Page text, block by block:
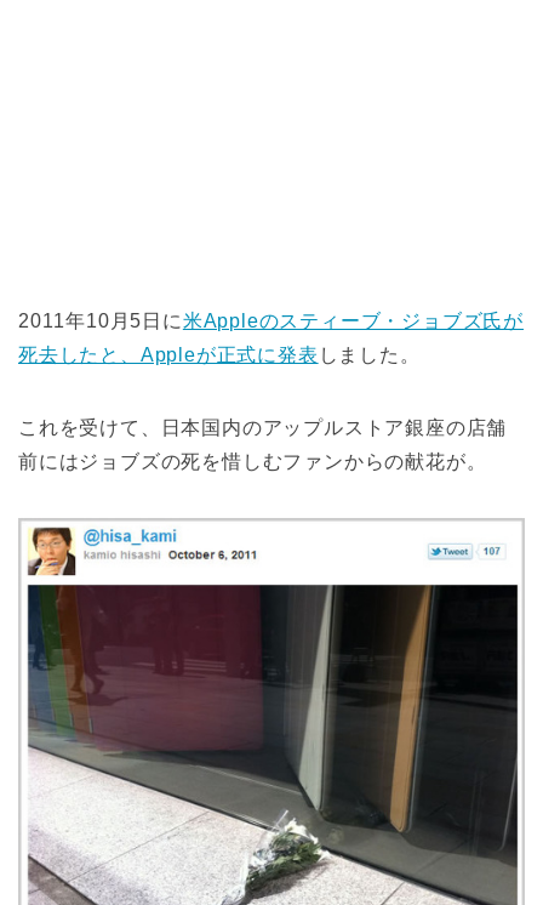
2011年10月5日に米Appleのスティーブ・ジョブズ氏が
死去したと、Appleが正式に発表 しました。
これを受けて、日本国内のアップルストア銀座の店舗
前にはジョブズの死を惜しむファンからの献花が。